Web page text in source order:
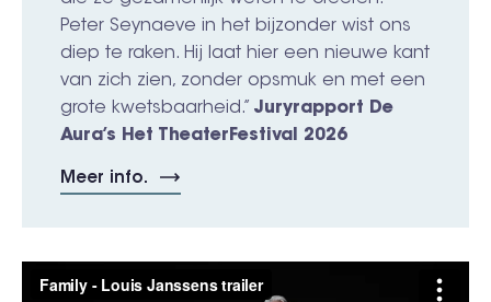
Peter Seynaeve in het bijzonder wist ons
diep te raken. Hij laat hier een nieuwe kant
van zich zien, zonder opsmuk en met een
grote kwetsbaarheid.” Juryrapport De
Aura’s Het TheaterFestival 2026
Meer info.